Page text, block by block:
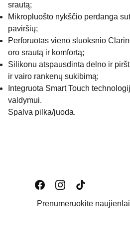
srautą;
Mikropluošto nykščio perdanga
paviršių;
Perforuotas vieno sluoksnio
oro srautą ir komfortą;
Silikonu atspausdinta delno ir
ir vairo rankenų sukibimą;
Integruota Smart Touch
valdymui.
Spalva pilka/juoda.
Prenumeruokite